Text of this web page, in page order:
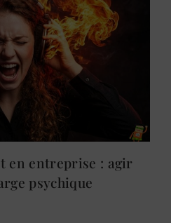
en entreprise : agir
psychique